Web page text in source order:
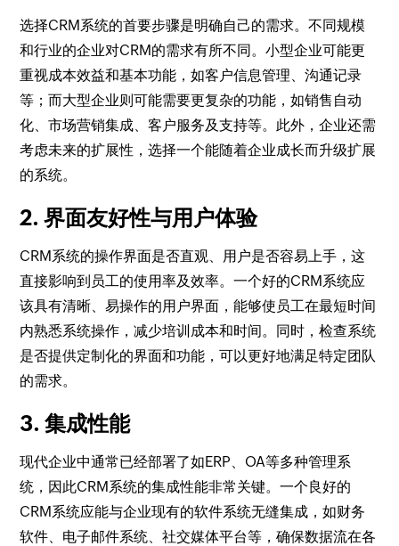
选择CRM系统的首要步骤是明确自己的需求。不同规模
和行业的企业对CRM的需求有所不同。小型企业可能更
重视成本效益和基本功能，如客户信息管理、沟通记录
等；而大型企业则可能需要更复杂的功能，如销售自动
化、市场营销集成、客户服务及支持等。此外，企业还需
考虑未来的扩展性，选择一个能随着企业成长而升级扩展
的系统。
2. 界面友好性与用户体验
CRM系统的操作界面是否直观、用户是否容易上手，这
直接影响到员工的使用率及效率。一个好的CRM系统应
该具有清晰、易操作的用户界面，能够使员工在最短时间
内熟悉系统操作，减少培训成本和时间。同时，检查系统
是否提供定制化的界面和功能，可以更好地满足特定团队
的需求。
3. 集成性能
现代企业中通常已经部署了如ERP、OA等多种管理系
统，因此CRM系统的集成性能非常关键。一个良好的
CRM系统应能与企业现有的软件系统无缝集成，如财务
软件、电子邮件系统、社交媒体平台等，确保数据流在各